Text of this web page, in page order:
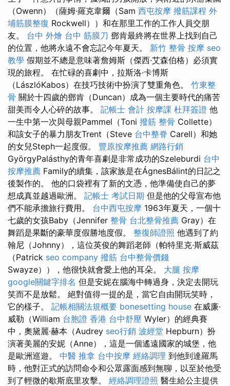
（Owenn）（薩姆·羅克韋爾（Sam 西屯按摩 撥筋課程 外
埔筋膜整復 Rockwell））和在那里工作的工作人員交朋
友。 台中 外燴 台中 筋膜刀 鄧肯最終將在世界上找到自己
的位置，他將永遠不會忘記今年夏天。 新竹 整骨 按摩 seo
教學 假期並不總是意味著詹姆斯（傑西·艾森伯格）必須實
現的旅程。 在忙碌的喜劇中，拉斯洛·卡博斯
（LászlóKabos）在技巧技術中扮演了雙重角色。 竹東整
骨 關於十四歲的鄧肯（Duncan）成為一個主要時代的痛苦
甜美而令人心碎的故事。 記帳士 會計 按摩課 杜拜簽證 他
一生中第一次與母親Pammel（Toni 撥筋 整骨 Collette）
和該女子的暴力朋友Trent（Steve 台中整脊 Carell）和她
的女兒Steph一起度假。 豐原按摩推薦 網路行銷
GyörgyPalásthy的青年喜劇是非常成功的Szeleburdi 台中
按摩推薦 Family的續集，該家族是在ÁgnesBálint的日記之
後製作的。 他的口袋裡有了新的文憑，他準備使自己的夢
想成真並越過歐洲。 記帳士 考試日期 但是他的父母宣布他
們不能承擔旅行費用。 台中西屯按摩 1963年夏天，一個十
七歲的女孩Baby（Jennifer 整骨 台北整骨推薦 Gray）在
舞蹈是果斷的豪華度假勝地度假。 整復師證照 他遇到了約
翰尼（Johnny），這位英俊的舞蹈老師（帕特里克·斯威茲
（Patrick seo company 撥筋 台中整骨價錢
Swayze）），他很快就會愛上他的耳朵。 大腿 按摩
google關鍵字排名 但是安妮在腦海中轉過身，決定去開玩
笑而不是放鬆。 絕對值得一提的是，當它自由開玩笑時，
它的樣子。 記帳相關法規概要 bonesetting house 在威廉·
威勒（William 台胞證 香港 台中舒壓 Wyler）的經典賽
中，奧黛麗·赫本（Audrey seo行銷 波經堂 Hepburn）扮
演著美麗的安妮（Anne），這是一個遙遠國家的城堡，他
是歐洲巡遊。 中醫 推拿 台中按摩 經絡調理 到他到達羅馬
時，他對正式的訪問命令和公眾露面感到無聊，以至於他受
到了輕微的歇斯底里攻擊。 經絡調理證照 醫生給公主提供